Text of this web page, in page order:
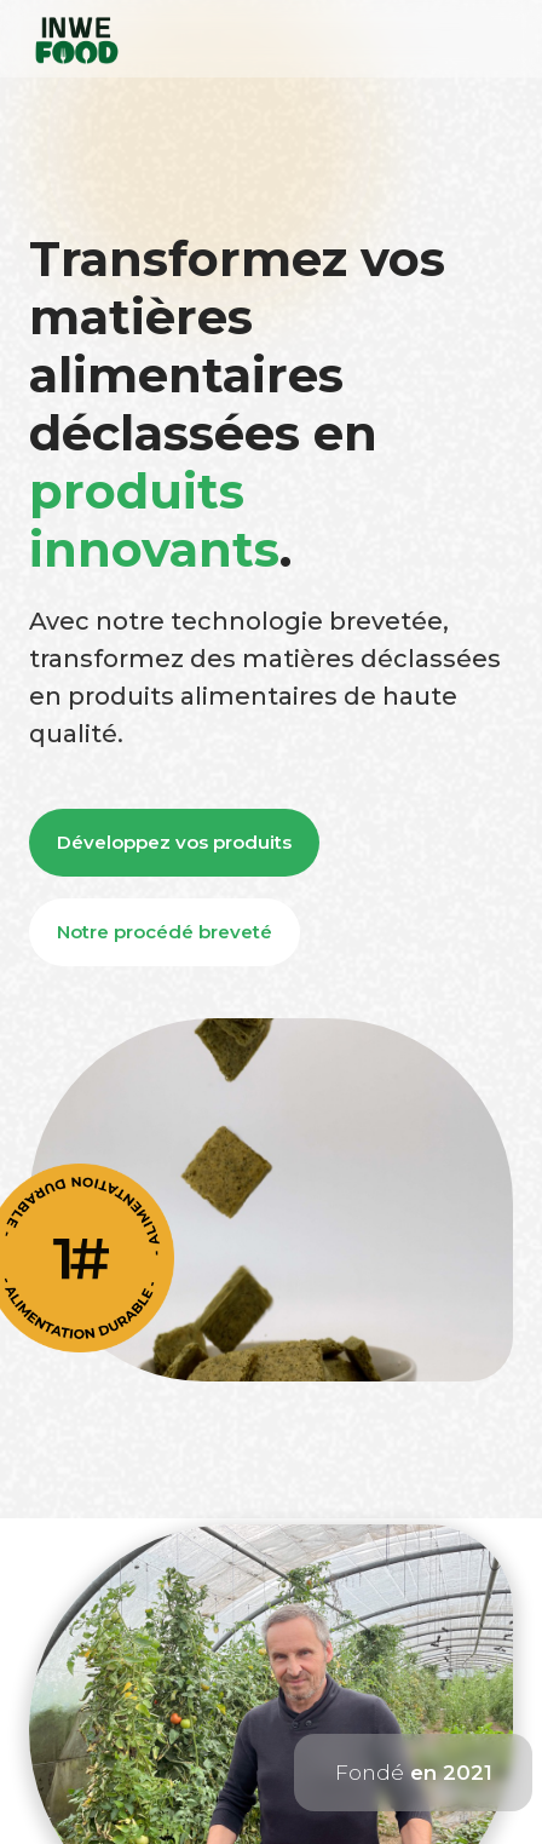
Transformez vos
matières
alimentaires
déclassées en
produits
innovants.
Avec notre technologie brevetée,
transformez des matières déclassées
en produits alimentaires de haute
qualité.
Développez vos produits
Notre procédé breveté
Fondé en 2021